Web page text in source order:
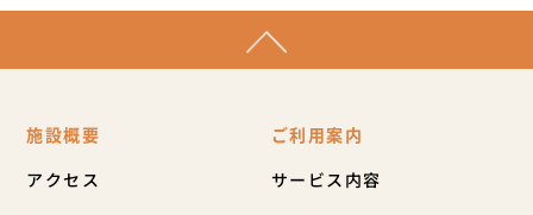
施設概要
アクセス
ご利用案内
サービス内容